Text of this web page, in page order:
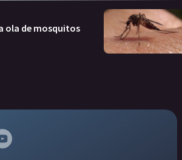
ola de mosquitos